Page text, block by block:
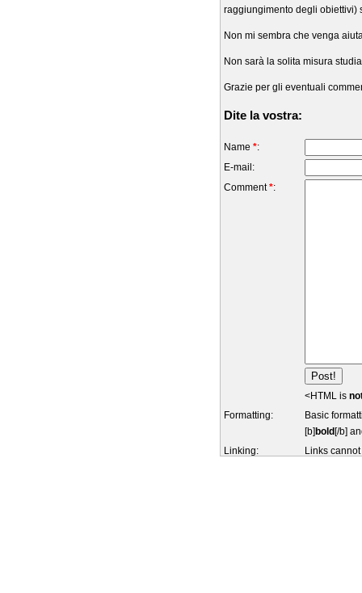
raggiungimento degli obiettivi)
Non mi sembra che venga
Non sarà la solita misura
Grazie per gli eventuali
Dite la vostra:
Name *:
E-mail:
Comment*:
<HTML is
Formatting:
Basic
[b] bold [/b]
Linking:
Links